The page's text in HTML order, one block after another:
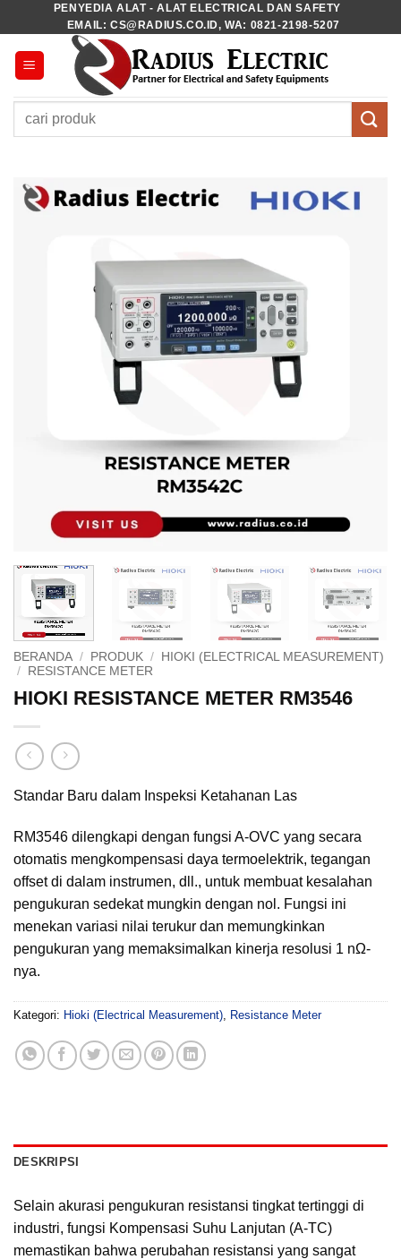
to
content
PENYEDIA ALAT - ALAT ELECTRICAL DAN SAFETY
EMAIL: CS@RADIUS.CO.ID, WA: 0821-2198-5207
Pencarian
BERANDA / PRODUK /
HIOKI (ELECTRICAL MEASUREMENT)
/
RESISTANCE METER
HIOKI RESISTANCE METER RM3546
Standar Baru dalam Inspeksi Ketahanan Las
RM3546 dilengkapi dengan fungsi A-OVC yang secara
otomatis mengkompensasi daya termoelektrik, tegangan
offset di dalam instrumen, dll., untuk membuat kesalahan
pengukuran sedekat mungkin dengan nol. Fungsi ini
menekan variasi nilai terukur dan memungkinkan
pengukuran yang memaksimalkan kinerja resolusi 1 nΩ-
nya.
Kategori: Hioki (Electrical Measurement), Resistance Meter
DESKRIPSI
Selain akurasi pengukuran resistansi tingkat tertinggi di
industri, fungsi Kompensasi Suhu Lanjutan (A-TC)
memastikan bahwa perubahan resistansi yang sangat